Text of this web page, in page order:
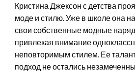
Кристина Джексон с детства
моде и стилю. Уже в школе она
свои собственные модные
привлекая внимание
неповторимым стилем. Ее
подход не остались